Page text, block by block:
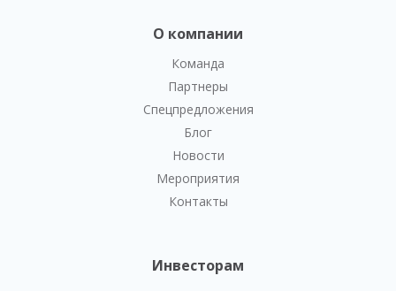
О компании
Команда
Партнеры
Спецпредложения
Блог
Новости
Мероприятия
Контакты
Инвесторам